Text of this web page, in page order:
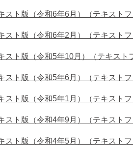
スト版（令和6年6月）（テキストフ
スト版（令和6年2月）（テキストフ
スト版（令和5年10月）（テキスト
スト版（令和5年6月）（テキストフ
スト版（令和5年1月）（テキストフ
スト版（令和4年9月）（テキストフ
スト版（令和4年5月）（テキストフ